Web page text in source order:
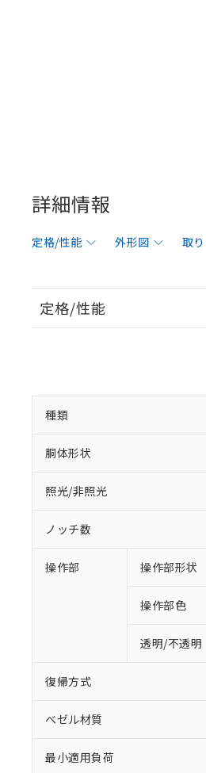
詳細情報
定格/性能 外形図 取
定格/性能
種類
胴体形状
照光/非照光
ノッチ数
操作部 操作部形状
操作部色
透明/不透明
復帰方式
ベゼル材質
最小適用負荷